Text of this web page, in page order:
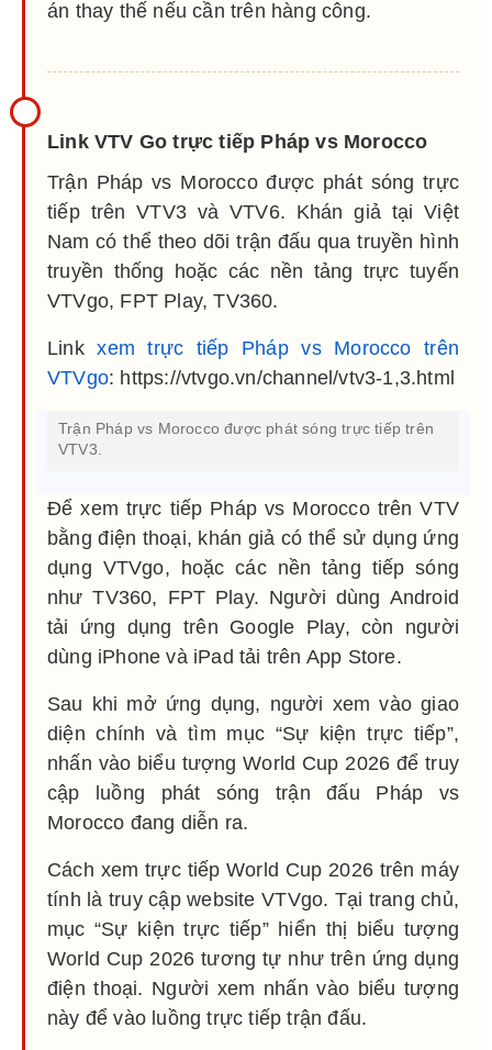
án thay thế nếu cần trên hàng công.
Link VTV Go trực tiếp Pháp vs Morocco
Trận Pháp vs Morocco được phát sóng trực
tiếp trên VTV3 và VTV6. Khán giả tại Việt
Nam có thể theo dõi trận đấu qua truyền hình
truyền thống hoặc các nền tảng trực tuyến
VTVgo, FPT Play, TV360.
Linkxem trực tiếp Pháp vs Morocco trên
VTVgo: https://vtvgo.vn/channel/vtv3-1,3.html
Trận Pháp vs Morocco được phát sóng trực tiếp trên
VTV3.
Để xem trực tiếp Pháp vs Morocco trên VTV
bằng điện thoại, khán giả có thể sử dụng ứng
dụng VTVgo, hoặc các nền tảng tiếp sóng
như TV360, FPT Play. Người dùng Android
tải ứng dụng trên Google Play, còn người
dùng iPhone và iPad tải trên App Store.
Sau khi mở ứng dụng, người xem vào giao
diện chính và tìm mục “Sự kiện trực tiếp”,
nhấn vào biểu tượng World Cup 2026 để truy
cập luồng phát sóng trận đấu Pháp vs
Morocco đang diễn ra.
Cách xem trực tiếp World Cup 2026 trên máy
tính là truy cập website VTVgo. Tại trang chủ,
mục “Sự kiện trực tiếp” hiển thị biểu tượng
World Cup 2026 tương tự như trên ứng dụng
điện thoại. Người xem nhấn vào biểu tượng
này để vào luồng trực tiếp trận đấu.